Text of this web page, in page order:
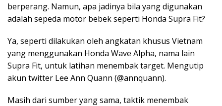
berperang. Namun, apa jadinya bila yang digunakan
adalah sepeda motor bebek seperti Honda Supra Fit?
Ya, seperti dilakukan oleh angkatan khusus Vietnam
yang menggunakan Honda Wave Alpha, nama lain
Supra Fit, untuk latihan menembak target. Mengutip
akun twitter Lee Ann Quann (@annquann).
Masih dari sumber yang sama, taktik menembak